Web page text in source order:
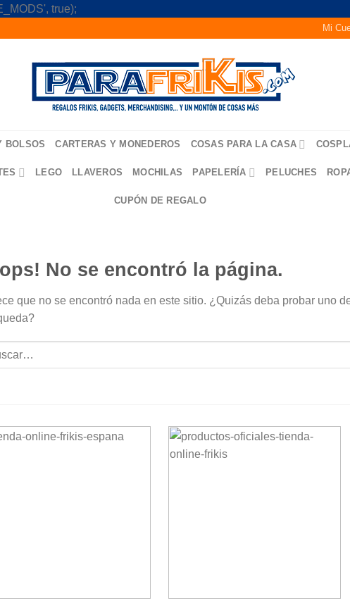
true);
Mi
BOLSOS CARTERAS Y MONEDEROS COSAS PARA LA CASA
LEGO LLAVEROS MOCHILAS PAPELERÍA PELUCHES
CUPÓN DE REGALO
No se encontró la página.
que no se encontró nada en este sitio. ¿Quizás deba probar uno